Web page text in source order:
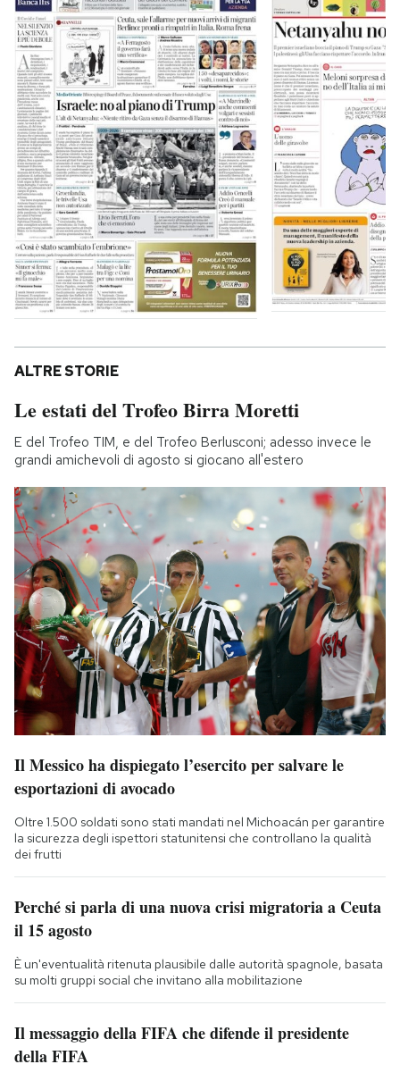
ALTRE STORIE
Le estati del Trofeo Birra Moretti
E del Trofeo TIM, e del Trofeo Berlusconi; adesso invece le
grandi amichevoli di agosto si giocano all'estero
Il Messico ha dispiegato l’esercito per salvare le
esportazioni di avocado
Oltre 1.500 soldati sono stati mandati nel Michoacán per garantire
la sicurezza degli ispettori statunitensi che controllano la qualità
dei frutti
Perché si parla di una nuova crisi migratoria a Ceuta
il 15 agosto
È un'eventualità ritenuta plausibile dalle autorità spagnole, basata
su molti gruppi social che invitano alla mobilitazione
Il messaggio della FIFA che difende il presidente
della FIFA